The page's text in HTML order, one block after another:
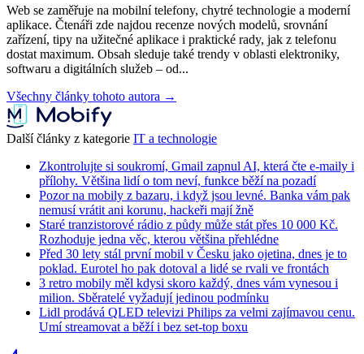
Web se zaměřuje na mobilní telefony, chytré technologie a moderní
aplikace. Čtenáři zde najdou recenze nových modelů, srovnání
zařízení, tipy na užitečné aplikace i praktické rady, jak z telefonu
dostat maximum. Obsah sleduje také trendy v oblasti elektroniky,
softwaru a digitálních služeb – od...
Všechny články tohoto autora →
Další články z kategorie IT a technologie
Zkontrolujte si soukromí, Gmail zapnul AI, která čte e-maily i
přílohy. Většina lidí o tom neví, funkce běží na pozadí
Pozor na mobily z bazaru, i když jsou levné. Banka vám pak
nemusí vrátit ani korunu, hackeři mají žně
Staré tranzistorové rádio z půdy může stát přes 10 000 Kč.
Rozhoduje jedna věc, kterou většina přehlédne
Před 30 lety stál první mobil v Česku jako ojetina, dnes je to
poklad. Eurotel ho pak dotoval a lidé se rvali ve frontách
3 retro mobily měl kdysi skoro každý, dnes vám vynesou i
milion. Sběratelé vyžadují jedinou podmínku
Lidl prodává QLED televizi Philips za velmi zajímavou cenu.
Umí streamovat a běží i bez set-top boxu